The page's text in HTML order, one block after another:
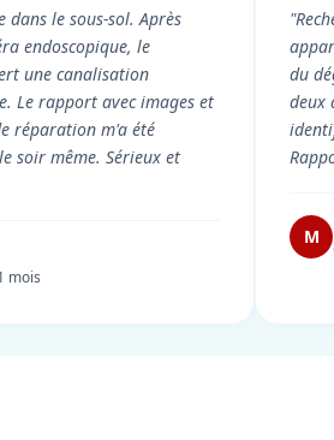
le sous-sol. Après
endoscopique, le
une canalisation
Le rapport avec images et
réparation m'a été
soir même. Sérieux et
mois
du
deux
M